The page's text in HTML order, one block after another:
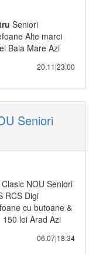
Seniori
Alte marci
Baia Mare Azi
20.11|23:00
Seniori
NOU Seniori
RCS Digi
cu butoane &
150 lei Arad Azi
06.07|18:34